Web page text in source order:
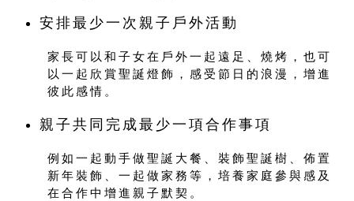
安排最少一次親子戶外活動
家長可以和子女在戶外一起遠足、燒烤，也可
以一起欣賞聖誕燈飾，感受節日的浪漫，增進
彼此感情。
親子共同完成最少一項合作事項
例如一起動手做聖誕大餐、裝飾聖誕樹、佈置
新年裝飾、一起做家務等，培養家庭參與感及
在合作中增進親子默契。